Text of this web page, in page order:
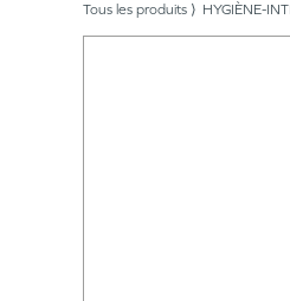
Tous les produits HYGIÈNE-